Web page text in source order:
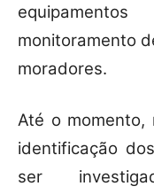
monitoramento
moradores.
Até o momento,
identificação
ser